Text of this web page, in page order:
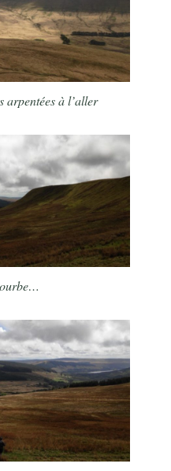
arpentées à l’aller